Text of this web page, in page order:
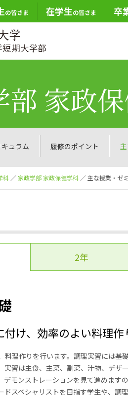
の皆さま 在学生の皆さま 卒
部 家政
ュラム 履修のポイント
科 ／ 家政学部 家政保健学科 ／ 主な授業・ゼ
2年
け、効率のよい料理作
料理作りを行います。調理実習には基
実習は主食、主菜、副菜、汁物、デザ
デモンストレーションを見て進めます
ドスペシャリストを目指す学生や、調